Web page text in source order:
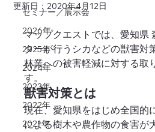
セミナー／展示会
2026年
2025年
2024年
2023年
2022年
2021年
更新日：2020年4月12日
マップクエストでは、愛知県
ターが行うシカなどの獣害対
林業への被害軽減に対する取
す。
獣害対策とは
現在、愛知県をはじめ全国的
による樹木や農作物の食害が